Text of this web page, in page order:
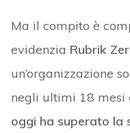
Ma il compito è
evidenzia Rubrik
un’organizzazione
negli ultimi 18 mesi
oggi ha superato la